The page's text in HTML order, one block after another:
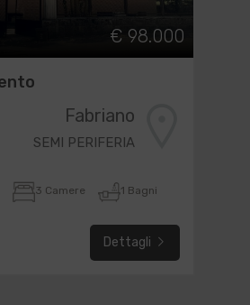
€ 98.000
Fabriano
SEMI PERIFERIA
3 Camere 1 Bagni
Dettagli